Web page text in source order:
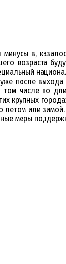
в,
возраста
после
том числе по
крупных
летом или
меры